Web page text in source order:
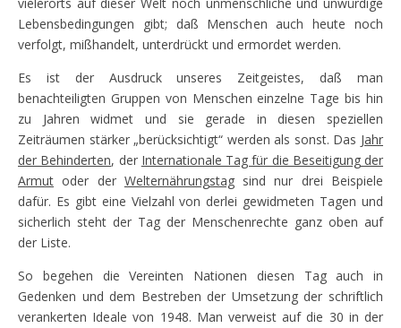
Lebensbedingungen gibt; daß Menschen auch heute noch
verfolgt, mißhandelt, unterdrückt und ermordet werden.
Es ist der Ausdruck unseres Zeitgeistes, daß man
benachteiligten Gruppen von Menschen einzelne Tage bis hin
zu Jahren widmet und sie gerade in diesen speziellen
Zeiträumen stärker „berücksichtigt“ werden als sonst. Das Jahr
der Behinderten, der Internationale Tag für die Beseitigung der
Armut oder der Welternährungstagsind nur drei Beispiele
dafür. Es gibt eine Vielzahl von derlei gewidmeten Tagen und
sicherlich steht der Tag der Menschenrechte ganz oben auf
der Liste.
So begehen die Vereinten Nationen diesen Tag auch in
Gedenken und dem Bestreben der Umsetzung der schriftlich
verankerten Ideale von 1948. Man verweist auf die 30 in der